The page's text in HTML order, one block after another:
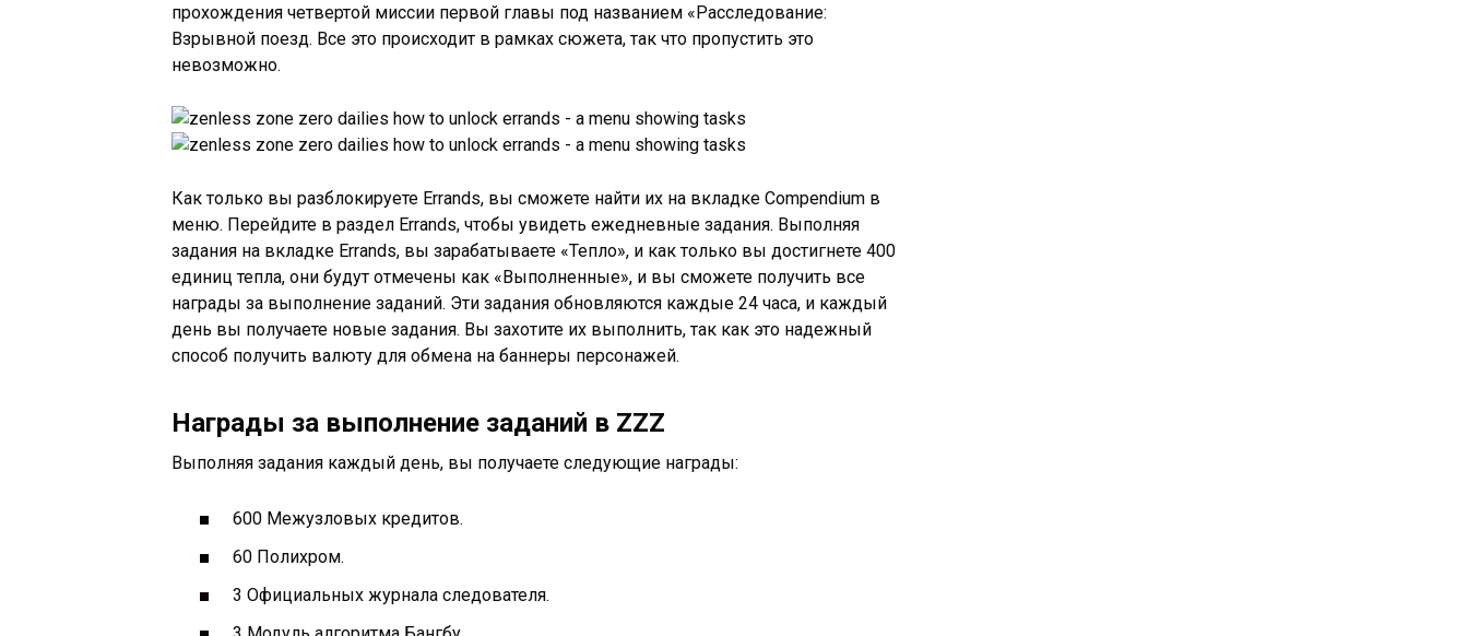
прохождения четвертой миссии первой главы под названием «Расследование:
Взрывной поезд. Все это происходит в рамках сюжета, так что пропустить это
невозможно.
Как только вы разблокируете Errands, вы сможете найти их на вкладке Compendium в
меню. Перейдите в раздел Errands, чтобы увидеть ежедневные задания. Выполняя
задания на вкладке Errands, вы зарабатываете «Тепло», и как только вы достигнете 400
единиц тепла, они будут отмечены как «Выполненные», и вы сможете получить все
награды за выполнение заданий. Эти задания обновляются каждые 24 часа, и каждый
день вы получаете новые задания. Вы захотите их выполнить, так как это надежный
способ получить валюту для обмена на баннеры персонажей.
Награды за выполнение заданий в ZZZ
Выполняя задания каждый день, вы получаете следующие награды:
600 Межузловых кредитов.
60 Полихром.
3 Официальных журнала следователя.